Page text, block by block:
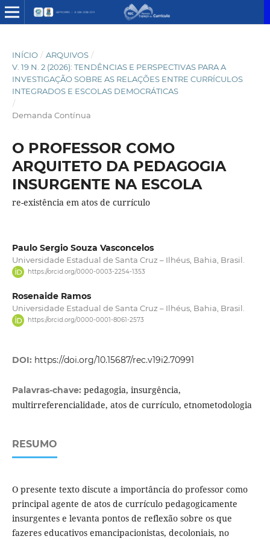
INÍCIO / ARQUIVOS /
V. 19 N. 2 (2026): TENDÊNCIAS E PERSPECTIVAS PARA A
INVESTIGAÇÃO SOBRE AS RELAÇÕES ENTRE CURRÍCULOS
INTEGRADOS E ESCOLAS DEMOCRÁTICAS
/
Demanda Contínua
O PROFESSOR COMO
ARQUITETO DA PEDAGOGIA
INSURGENTE NA ESCOLA
re-existência em atos de currículo
Paulo Sergio Souza Vasconcelos
Universidade Estadual de Santa Cruz – Ilhéus, Bahia, Brasil.
https://orcid.org/0000-0003-2254-1353
Rosenaide Ramos
Universidade Estadual de Santa Cruz – Ilhéus, Bahia, Brasil.
https://orcid.org/0000-0001-8061-2573
DOI: https://doi.org/10.15687/rec.v19i2.70991
Palavras-chave: pedagogia, insurgência,
multirreferencialidade, atos de currículo, etnometodologia
RESUMO
O presente texto discute a importância do professor como
principal agente de atos de currículo pedagogicamente
insurgentes e levanta pontos de reflexão sobre os que
fazeres educativos emancipacionistas, decoloniais, no